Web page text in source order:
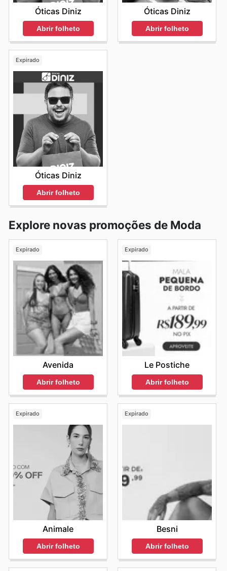
Óticas Diniz
Abrir folheto
Óticas Diniz
Abrir folheto
Expirado
Óticas Diniz
Abrir folheto
Explore novas promoções de Moda
Expirado
Avenida
Abrir folheto
Expirado
Le Postiche
Abrir folheto
Expirado
Animale
Abrir folheto
Expirado
Besni
Abrir folheto